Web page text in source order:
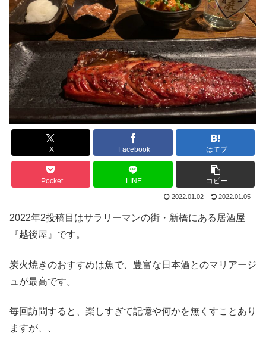
X Facebook はてブ
Pocket LINE コピー
2022.01.02 2022.01.05
2022年2投稿目はサラリーマンの街・新橋にある居酒屋
『越後屋』です。
炭火焼きのおすすめは魚で、豊富な日本酒とのマリアージ
ュが最高です。
毎回訪問すると、楽しすぎて記憶や何かを無くすことあり
ますが、、